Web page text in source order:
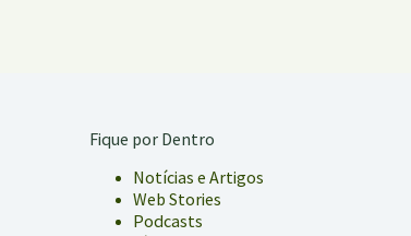
Fique por Dentro
Notícias e Artigos
Web Stories
Podcasts